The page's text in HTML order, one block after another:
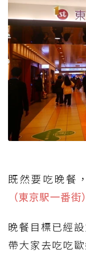
既然要吃晚餐
（東京駅一番街）
晚餐目標已經
帶大家去吃吃